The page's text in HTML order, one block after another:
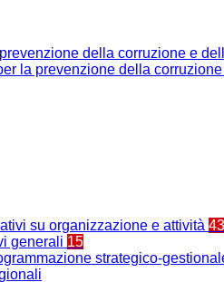
della corruzione e
la prevenzione della
su organizzazione e attività
generali 15
strategico-